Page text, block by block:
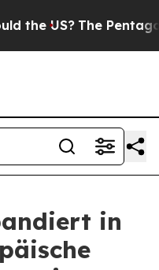
The Pentagon Is
in